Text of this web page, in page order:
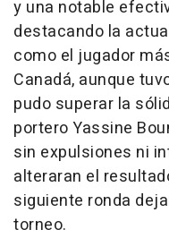
y una notable
destacando la
como el jugador
Canadá, aunque
pudo superar la
portero Yassine
sin expulsiones ni
alteraran el
siguiente ronda
torneo.